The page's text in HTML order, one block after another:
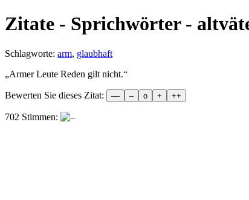
Zitate - Sprichwörter -
Schlagworte: arm, glaubhaft
„Armer Leute Reden gilt nicht.“
Bewerten Sie dieses Zitat:
702 Stimmen: